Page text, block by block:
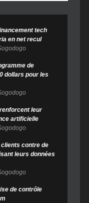
tech
en net recul
de
dollars pour les
leur
artificielle
contre de
leurs données
de contrôle